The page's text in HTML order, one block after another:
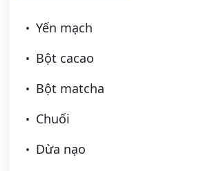
Yến mạch
Bột cacao
Bột matcha
Chuối
Dừa nạo